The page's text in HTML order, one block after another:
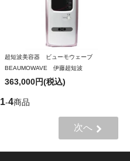
超短波美容器 ビューモウェーブ
BEAUMOWAVE 伊藤超短波
363,000円(税込)
1-4商品
次へ